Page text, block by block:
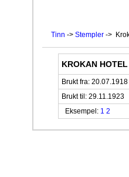
Tinn -> Stempler ->
KROKAN HOTEL
Brukt fra: 20.07.1918
Brukt til: 29.11.1923
Eksempel: 1 2